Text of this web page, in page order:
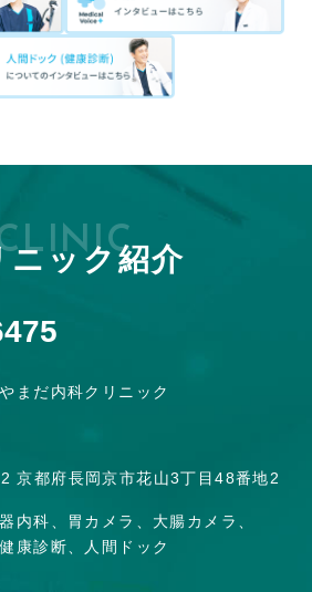
ニック紹介
まだ内科クリニック
京都府長岡京市花山3丁目48番地2
内科、胃カメラ、大腸カメラ、
康診断、人間ドック